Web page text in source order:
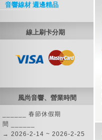
音響線材 週邊精品
線上刷卡分期
風尚音響、營業時間
______ 春節休假期
間 ______
→ 2026-2-14 ~ 2026-2-25